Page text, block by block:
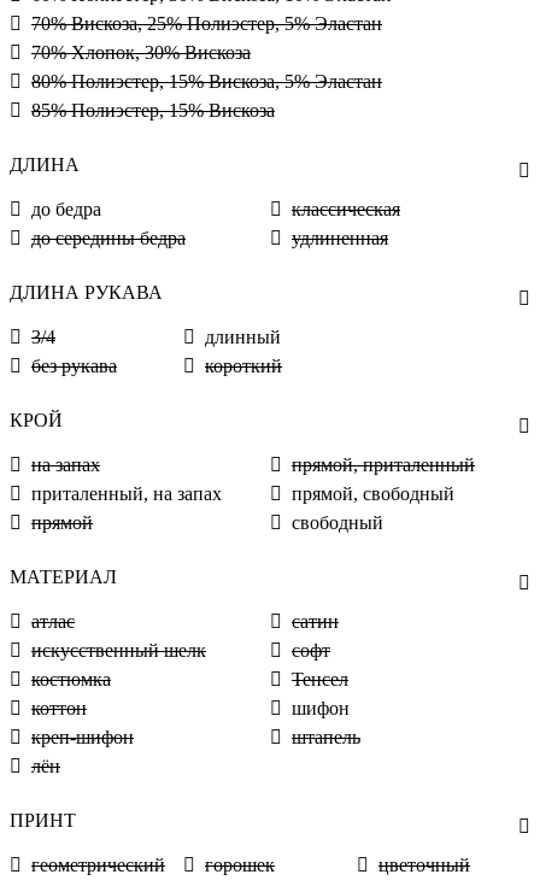
70% Вискоза, 25% Полиэстер, 5% Эластан
70% Хлопок, 30% Вискоза
80% Полиэстер, 15% Вискоза, 5% Эластан
85% Полиэстер, 15% Вискоза
ДЛИНА
до бедра
до середины бедра
классическая
удлиненная
ДЛИНА РУКАВА
3/4
без рукава
длинный
короткий
КРОЙ
на запах
приталенный, на запах
прямой
прямой, приталенный
прямой, свободный
свободный
МАТЕРИАЛ
атлас
искусственный шелк
костюмка
коттон
креп-шифон
лён
сатин
софт
Тенсел
шифон
штапель
ПРИНТ
геометрический горошек цветочный